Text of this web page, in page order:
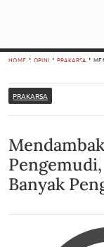
HOME OPINI PRAKARSA
PRAKARSA
Banyak